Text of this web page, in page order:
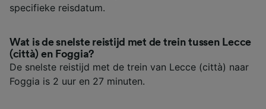
specifieke reisdatum.
Wat is de snelste reistijd met de trein tussen Lecce
(città) en Foggia?
De snelste reistijd met de trein van Lecce (città) naar
Foggia is 2 uur en 27 minuten.